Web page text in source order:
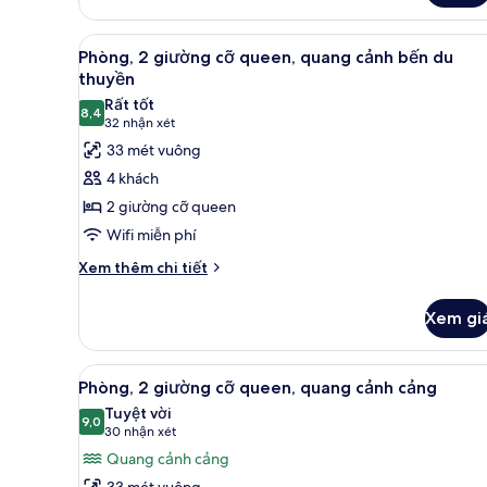
du
thuyền
Superior,
giường
cỡ
queen,
quang
cảnh
bến
du
thuyền
Xem
tất
cả
ảnh
Phòng,
2
giường
cỡ
queen,
quang
du
thuyền
Bộ đồ giường cao cấp, nệm
4
Phòng, 2 giường cỡ queen, quang cảnh bến du
thuyền
8,48,4 trên 10
Rất tốt
32 nhận xét
(32
nhận
xét)
33 mét vuông
4 khách
2 giường cỡ queen
Wifi miễn phí
Xem thêm chi tiết
Chi
Phòng,
giường
queen,
quang
cảnh
bến
Xem
Xem
tất
cả
ảnh
Phòng,
Phòng, 2 giường cỡ queen,
4
Phòng, 2 giường cỡ queen, quang cảnh cảng
9,09,0 trên 10
Tuyệt vời
30 nhận xét
(30
nhận
xét)
Quang cảnh cảng